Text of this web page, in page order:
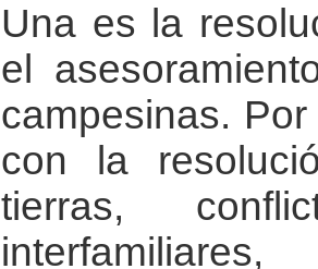
Una es la
el
campesinas.
con la
tierras,